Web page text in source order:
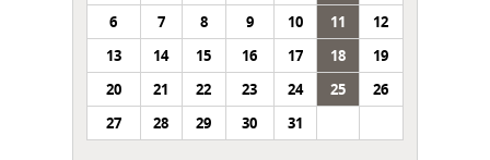
6
7 8 9 10 11
12
13
14 15 16 17 18
19
20
21 22 23 24 25
26
27
28 29 30 31